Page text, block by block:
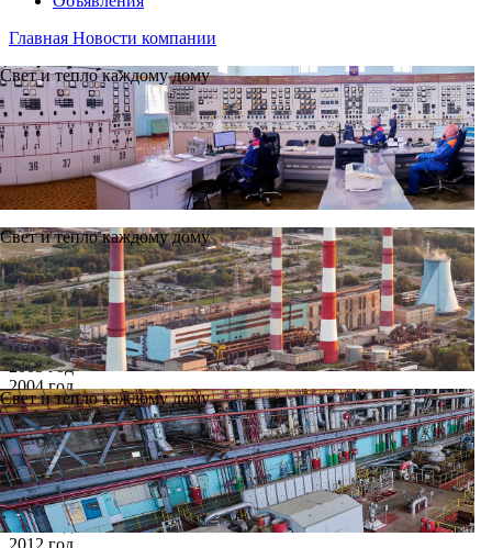
Главная Новости компании
Свет и тепло каждому дому
Свет и тепло каждому дому
Свет и тепло каждому дому
Новости
Архив
Все годы
2002 год
2003 год
2004 год
2005 год
2006 год
2007 год
2008 год
2009 год
2010 год
2011 год
2012 год